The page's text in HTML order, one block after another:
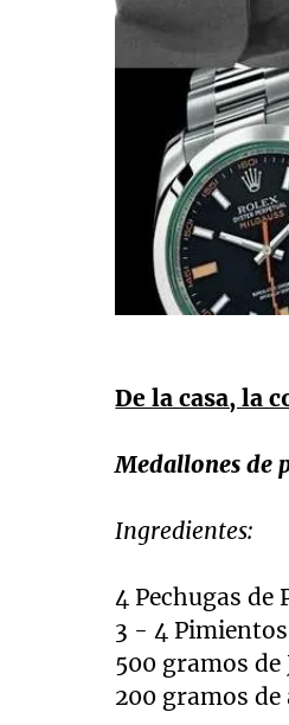
De la casa, la
Medallones de
Ingredientes:
4 Pechugas de
3 - 4
500 gramos de
200 gramos de